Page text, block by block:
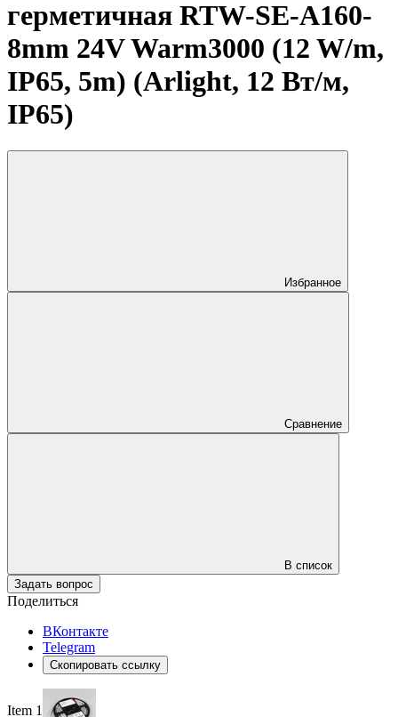
герметичная RTW-SE-A160-
8mm 24V Warm3000 (12 W/m,
IP65, 5m) (Arlight, 12 Вт/м,
IP65)
Избранное
Сравнение
В список
Задать вопрос
Поделиться
ВКонтакте
Telegram
Скопировать ссылку
Item 1 of 3